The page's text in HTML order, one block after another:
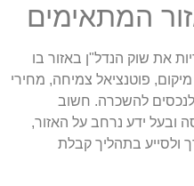
המתאימים
את שוק הנדל"ן באזור בו
פוטנציאל צמיחה, מחירי
לנכסים להשכרה. חשוב
ובעל ידע נרחב על האזור,
ולסייע בתהליך קבלת